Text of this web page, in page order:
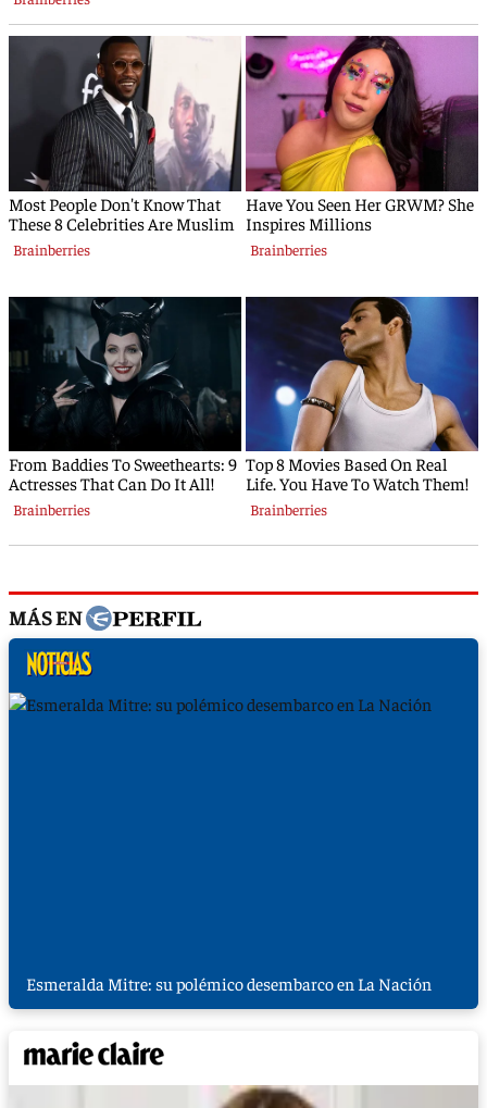
MÁS EN
Esmeralda Mitre: su polémico desembarco en La Nación